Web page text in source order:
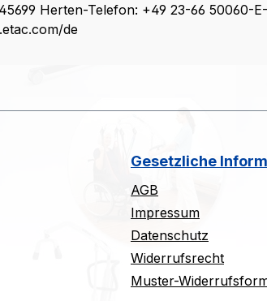
Herten-Telefon: +49 23-66 50060-E-
de
Gesetzliche
AGB
Impressum
Datenschutz
Widerrufsrecht
Muster-